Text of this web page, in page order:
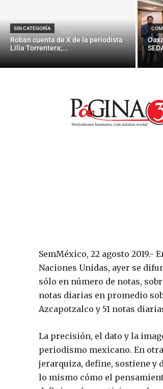
SIN CATEGORÍA
Roban cuenta de X de la periodista
Lilia Torrentera;...
SemMéxico, 22 agosto
Naciones Unidas, ayer se
sólo en número de notas,
notas diarias en promedio
Azcapotzalco y 51 notas
La precisión, el dato y la
periodismo mexicano. En
jerarquiza, define, sostiene y
lo mismo cómo el